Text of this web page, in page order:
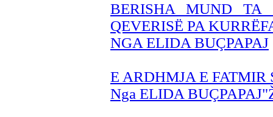
BERISHA MUND TA
QEVERISË PA
NGA ELIDA BUÇPAPAJ
E ARDHMJA E FATMIR
Nga ELIDA